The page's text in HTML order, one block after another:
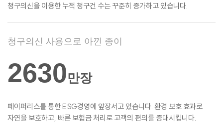
청구의신을 이용한 누적 청구건 수는 꾸준히 증가하고 있습니다.
청구의신 사용으로 아낀 종이
2630만장
페이퍼리스를 통한 ESG경영에 앞장서고 있습니다. 환경 보호 효과로
자연을 보호하고, 빠른 보험금 처리로 고객의 편의를 증대시킵니다.